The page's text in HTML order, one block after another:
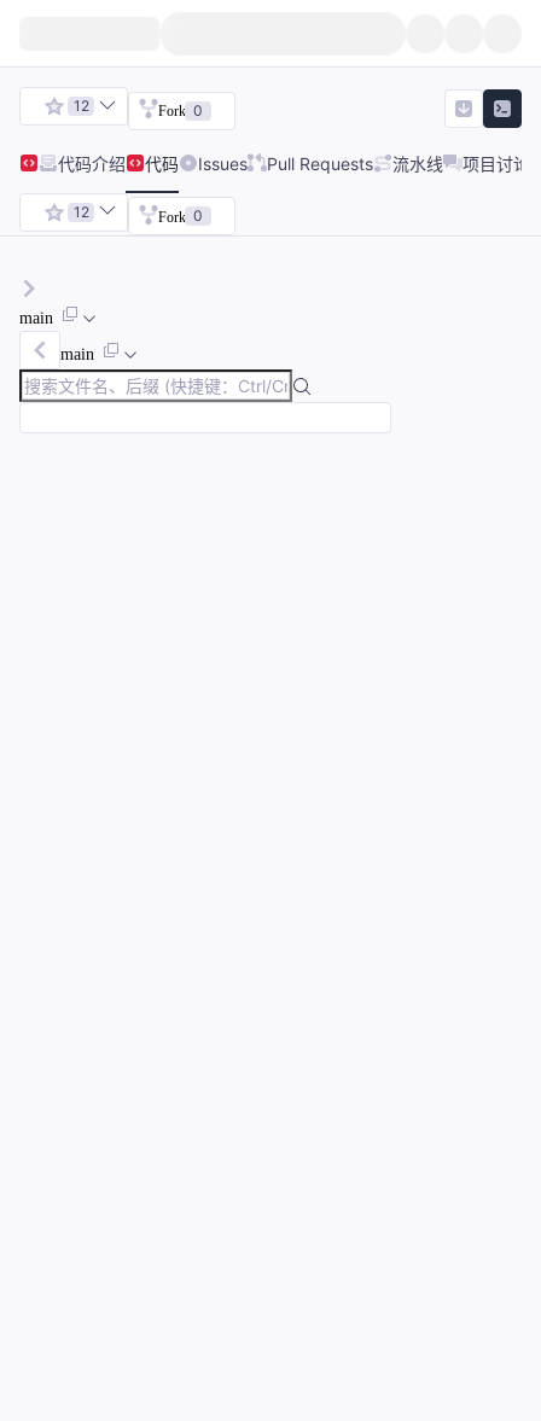
12 Fork 0
代码介绍 代码 Issues Pull Requests 流水线 项目讨论
12 Fork 0
main
main